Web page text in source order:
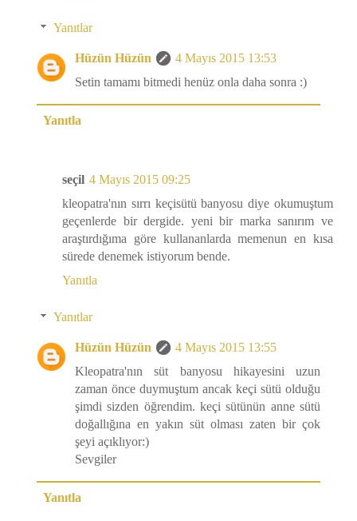
Yanıtlar
Hüzün Hüzün
4 Mayıs 2015 13:53
Setin tamamı bitmedi henüz onla daha sonra :)
Yanıtla
seçil 4 Mayıs 2015 09:25
kleopatra'nın sırrı keçisütü banyosu diye okumuştum
geçenlerde bir dergide. yeni bir marka sanırım ve
araştırdığıma göre kullananlarda memenun en kısa
sürede denemek istiyorum bende.
Yanıtla
Yanıtlar
Hüzün Hüzün
4 Mayıs 2015 13:55
Kleopatra'nın süt banyosu hikayesini uzun
zaman önce duymuştum ancak keçi sütü olduğu
şimdi sizden öğrendim. keçi sütünün anne sütü
doğallığına en yakın süt olması zaten bir çok
şeyi açıklıyor:)
Sevgiler
Yanıtla